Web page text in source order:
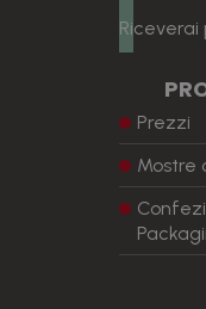
Riceverai
Prezzi
Mostre